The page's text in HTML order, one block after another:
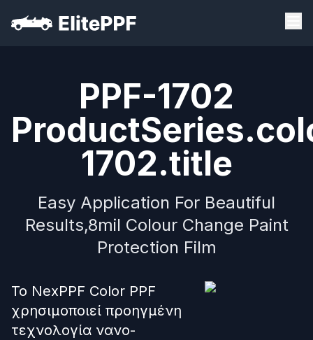
PPF-1702
1702.title
Easy Application For Beautiful
Results,8mil Colour Change Paint
Protection Film
Το NexPPF Color PPF
χρησιμοποιεί προηγμένη
τεχνολογία νανο-